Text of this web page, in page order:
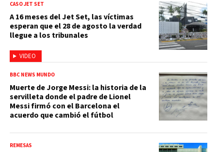
VIDEO
CASO JET SET
A 16 meses del Jet Set, las víctimas
esperan que el 28 de agosto la verdad
llegue a los tribunales
BBC NEWS MUNDO
Muerte de Jorge Messi: la historia de la
servilleta donde el padre de Lionel
Messi firmó con el Barcelona el
acuerdo que cambió el fútbol
REMESAS